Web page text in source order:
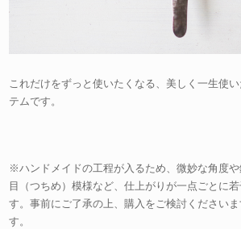
これだけをずっと使いたくなる、美しく一生使
テムです。
※ハンドメイドの工程が入るため、微妙な角度
目（つちめ）模様など、仕上がりが一点ごとに
す。事前にご了承の上、購入をご検討ください
す。